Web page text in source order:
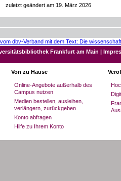
zuletzt geändert am 19. März 2026
Frankfurt am Main |
Von zu Hause
Online-Angebote außerhalb des
Campus nutzen
Medien bestellen, ausleihen,
verlängern, zurückgeben
Konto abfragen
Hilfe zu Ihrem Konto